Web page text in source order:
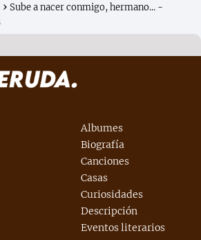
Sube a nacer conmigo, hermano... -
Albumes
Biografía
Canciones
Casas
Curiosidades
Descripción
Eventos literarios